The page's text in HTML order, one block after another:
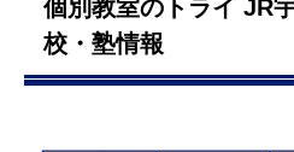
個別教室のトライ JR
校・塾情報